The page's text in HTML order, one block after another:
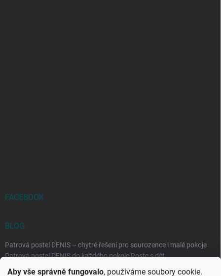
Aby vše správně fungovalo, používáme soubory cookie.
FACEBOOK
BLOG
Patrová postel DENIS – chytré řešení pro sourozence i malé pokoje
Patrová postel DENIS do každého pokoje Roste s dět...